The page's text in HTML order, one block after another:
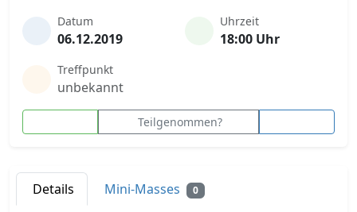
Datum
06.12.2019
Uhrzeit
18:00 Uhr
Treffpunkt
unbekannt
Teilgenommen?
Details Mini-Masses 0